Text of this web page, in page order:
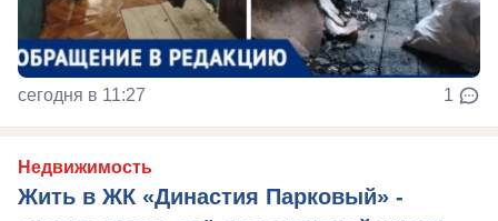
сегодня в 11:27 1
Недвижимость
Жить в ЖК «Династия Парковый» -